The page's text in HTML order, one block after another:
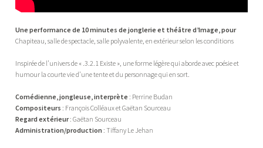
Une performance de 10 minutes de jonglerie et théâtre d’Image, pour
Chapiteau, salle de spectacle, salle polyvalente, en extérieur selon les conditions
Inspirée de l’univers de « .3.2.1 Existe », une forme légère qui aborde avec poésie et
humour la courte vie d’une tente et du personnage qui en sort.
Comédienne, jongleuse, interprète : Perrine Budan
Compositeurs : François Colléaux et Gaëtan Sourceau
Regard extérieur: Gaëtan Sourceau
Administration/production : Tiffany Le Jehan